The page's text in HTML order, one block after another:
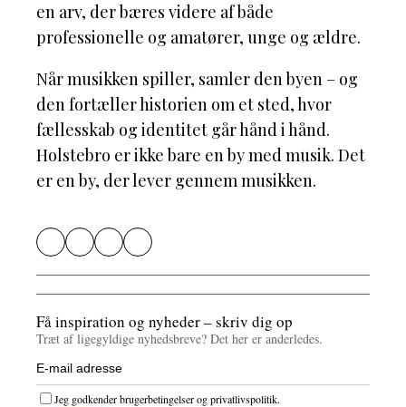
en arv, der bæres videre af både
professionelle og amatører, unge og ældre.
Når musikken spiller, samler den byen – og
den fortæller historien om et sted, hvor
fællesskab og identitet går hånd i hånd.
Holstebro er ikke bare en by med musik. Det
er en by, der lever gennem musikken.
Få inspiration og nyheder – skriv dig op
Træt af ligegyldige nyhedsbreve? Det her er anderledes.
Jeg godkender brugerbetingelser og privatlivspolitik.